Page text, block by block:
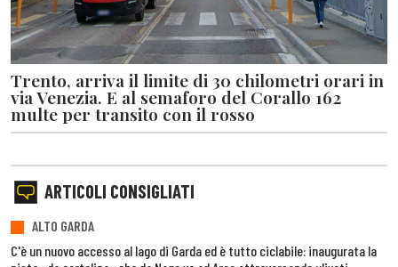
Trento, arriva il limite di 30 chilometri orari in
via Venezia. E al semaforo del Corallo 162
multe per transito con il rosso
ARTICOLI CONSIGLIATI
ALTO GARDA
C'è un nuovo accesso al lago di Garda ed è tutto ciclabile: inaugurata la